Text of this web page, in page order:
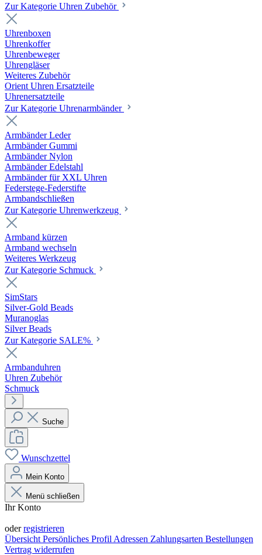
Zur Kategorie Uhren Zubehör
Uhrenboxen
Uhrenkoffer
Uhrenbeweger
Uhrengläser
Weiteres Zubehör
Orient Uhren Ersatzteile
Uhrenersatzteile
Zur Kategorie Uhrenarmbänder
Armbänder Leder
Armbänder Gummi
Armbänder Nylon
Armbänder Edelstahl
Armbänder für XXL Uhren
Federstege-Federstifte
Armbandschließen
Zur Kategorie Uhrenwerkzeug
Armband kürzen
Armband wechseln
Weiteres Werkzeug
Zur Kategorie Schmuck
SimStars
Silver-Gold Beads
Muranoglas
Silver Beads
Zur Kategorie SALE%
Armbanduhren
Uhren Zubehör
Schmuck
Suche
Wunschzettel
Mein Konto
Menü schließen
Ihr Konto
oderregistrieren
Übersicht Persönliches Profil Adressen Zahlungsarten Bestellungen
Vertrag widerrufen